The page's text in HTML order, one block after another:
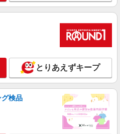
月（条件は同様） 【給与例】
別途、残業代全額支給 (社会人経
ル経験あり)
木更津 （千葉県木更津市金
井アウトレットパーク木更津） ★マ
ッフ
円〜（学生アルバイトの方） ★繁
木更津 （千葉県木更津市金
とりあえずキープ
検品